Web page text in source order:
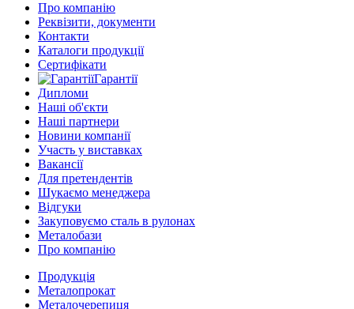
Про компанію
Реквізити, документи
Контакти
Каталоги продукції
Сертифікати
Гарантії
Дипломи
Наші об'єкти
Наші партнери
Новини компанії
Участь у виставках
Вакансії
Для претендентів
Шукаємо менеджера
Відгуки
Закуповуємо сталь в рулонах
Металобази
Про компанію
Продукція
Металопрокат
Металочерепиця